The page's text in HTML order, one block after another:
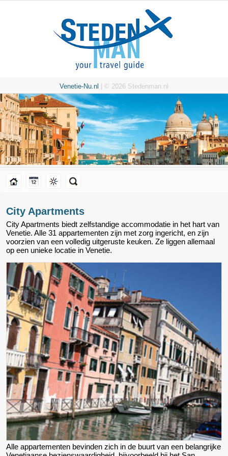
Venetie-Nu.nl | © 2026 Stedenman.nl
City Apartments
City Apartments biedt zelfstandige accommodatie in het hart van
Venetie. Alle 31 appartementen zijn met zorg ingericht, en zijn
voorzien van een volledig uitgeruste keuken. Ze liggen allemaal
op een unieke locatie in Venetie.
Alle appartementen bevinden zich in de buurt van een belangrijke